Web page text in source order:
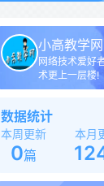
小高教学网
网络技术爱好
术更上一层楼!
数据统计
本周更新
0篇
本月